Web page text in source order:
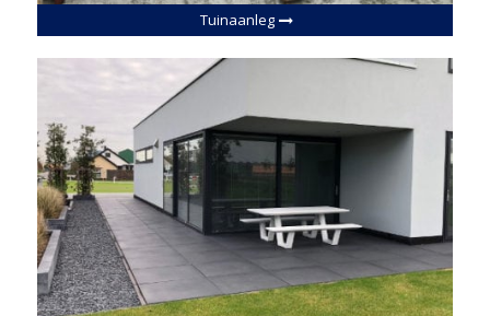
Tuinaanleg